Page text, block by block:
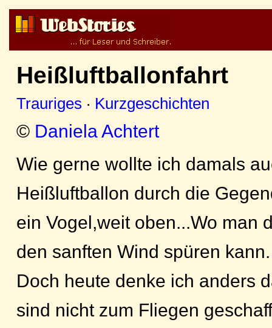
Heißluftballonfahrt
Trauriges · Kurzgeschichten
© Daniela Achtert
Wie gerne wollte ich damals
Heißluftballon durch die
ein Vogel,weit oben...Wo man
den sanften Wind spüren kann.
Doch heute denke ich anders
sind nicht zum Fliegen